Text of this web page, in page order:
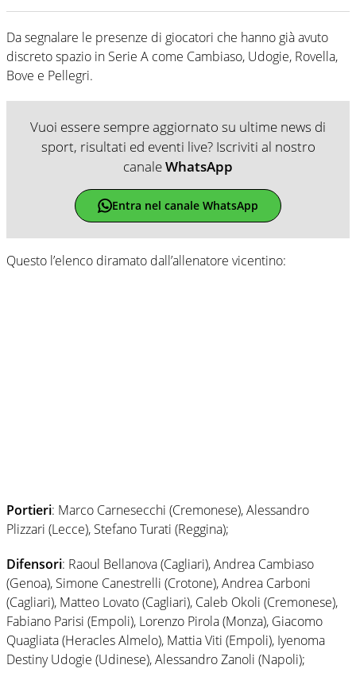
Da segnalare le presenze di giocatori che hanno già avuto
discreto spazio in Serie A come Cambiaso, Udogie, Rovella,
Bove e Pellegri.
Vuoi essere sempre aggiornato su ultime news di
sport, risultati ed eventi live? Iscriviti al nostro
canaleWhatsApp
Entra nel canale WhatsApp
Questo l’elenco diramato dall’allenatore vicentino:
Portieri: Marco Carnesecchi (Cremonese), Alessandro
Plizzari (Lecce), Stefano Turati (Reggina);
Difensori: Raoul Bellanova (Cagliari), Andrea Cambiaso
(Genoa), Simone Canestrelli (Crotone), Andrea Carboni
(Cagliari), Matteo Lovato (Cagliari), Caleb Okoli (Cremonese),
Fabiano Parisi (Empoli), Lorenzo Pirola (Monza), Giacomo
Quagliata (Heracles Almelo), Mattia Viti (Empoli), Iyenoma
Destiny Udogie (Udinese), Alessandro Zanoli (Napoli);